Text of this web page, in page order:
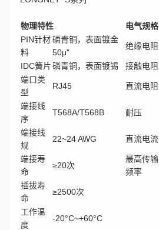
物理特性
电气规格
PIN针材
料
磷青铜，表面镀金
50μ"
绝缘电阻
IDC簧片 磷青铜，表面镀锡 接触电阻
端口类
型
RJ45 直流电阻
端接线
序
T568A/T568B 耐压
端接线
规
22~24 AWG 直流电流
端接寿
命
≥20次
最高传输
频率
插拔寿
命
≥2500次
工作温
度
-20°C~+60°C